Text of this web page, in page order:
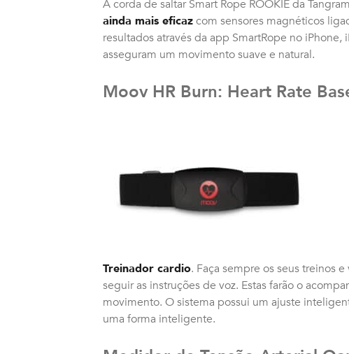
A corda de saltar Smart Rope ROOKIE da
ainda mais eficazcom sensores magnéticos
resultados através da app SmartRope no
asseguram um movimento suave e natural.
Moov HR Burn: Heart Rate
Treinador cardio. Faça sempre os seus treinos
seguir as instruções de voz. Estas farão o
movimento. O sistema possui um ajuste
uma forma inteligente.